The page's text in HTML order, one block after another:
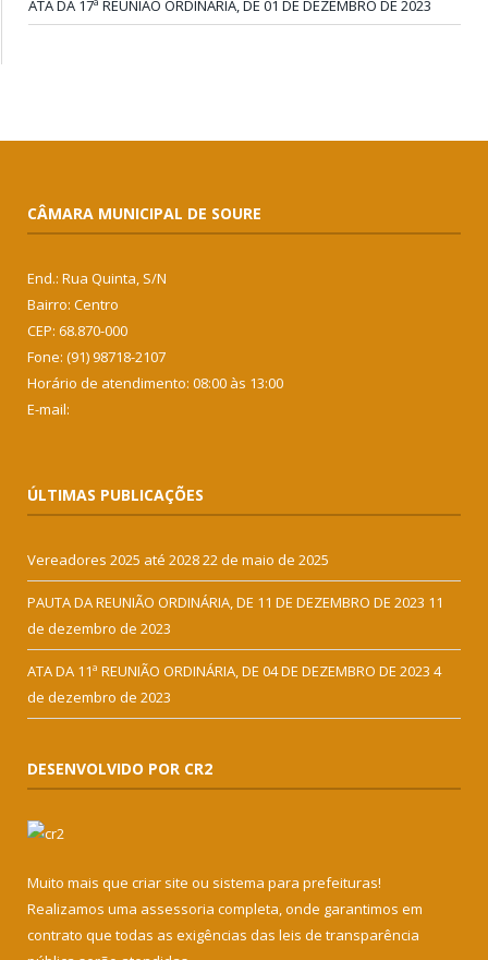
ATA DA 17ª REUNIÃO ORDINÁRIA, DE 01 DE DEZEMBRO DE 2023
CÂMARA MUNICIPAL DE SOURE
End.: Rua Quinta, S/N
Bairro: Centro
CEP: 68.870-000
Fone: (91) 98718-2107
Horário de atendimento: 08:00 às 13:00
E-mail:
ÚLTIMAS PUBLICAÇÕES
Vereadores 2025 até 202822 de maio de 2025
PAUTA DA REUNIÃO ORDINÁRIA, DE 11 DE DEZEMBRO DE 2023 11
de dezembro de 2023
ATA DA 11ª REUNIÃO ORDINÁRIA, DE 04 DE DEZEMBRO DE 2023 4
de dezembro de 2023
DESENVOLVIDO POR CR2
Muito mais que criar site ou sistema para prefeituras!
Realizamos uma assessoria completa, onde garantimos em
contrato que todas as exigências das leis de transparência